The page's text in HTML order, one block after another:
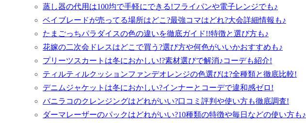
蒸し器の代用は100均で手軽にできる!フライパンや電子レンジでも♪
ベイブレードが売ってる場所はどこ?最強コマはどれ?大会詳細情報も♪
たまごっちパラダイスの色の違いを徹底ガイド!!特徴と選び方も♪
花嫁の二次会ドレスはどこで買う?選び方や何色がいいかおすすめも♪
プリーツスカートは冬におかしい!?素材選びで解消♪コーデも紹介!
ティルティルクッションファンデオレンジの色選びは?全種類と徹底比較!
デニムジャケットは冬におかしい?インナーとコーデで違和感ゼロ!
バニラコのクレンジングはどれがいい?口コミ評判や使い方も徹底調査!
ダーマレーザーのパックはどれがいい?10種類の特徴や毎日などの使い方も♪